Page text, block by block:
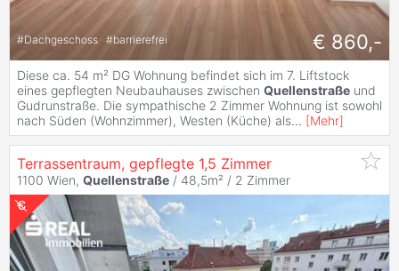
#Dachgeschoss #barrierefrei € 860,-
Diese ca. 54 m² DG Wohnung befindet sich im 7. Liftstock
eines gepflegten Neubauhauses zwischen Quellenstraße und
Gudrunstraße. Die sympathische 2 Zimmer Wohnung ist sowohl
nach Süden (Wohnzimmer), Westen (Küche) als... [Mehr]
Terrassentraum, gepflegte 1,5 Zimmer
1100 Wien, Quellenstraße / 48,5m² / 2 Zimmer